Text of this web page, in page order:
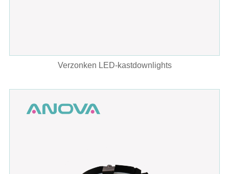
Verzonken LED-kastdownlights